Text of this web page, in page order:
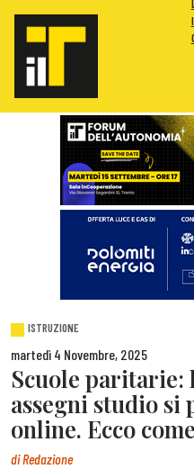
ISTRUZIONE
martedì 4 Novembre, 2025
Scuole paritarie:
assegni studio si
online. Ecco
diRedazione